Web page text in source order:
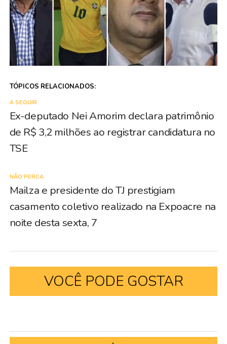
TÓPICOS RELACIONADOS:
A SEGUIR
Ex-deputado Nei Amorim declara patrimônio
de R$ 3,2 milhões ao registrar candidatura no
TSE
NÃO PERCA
Mailza e presidente do TJ prestigiam
casamento coletivo realizado na Expoacre na
noite desta sexta, 7
VOCÊ PODE GOSTAR